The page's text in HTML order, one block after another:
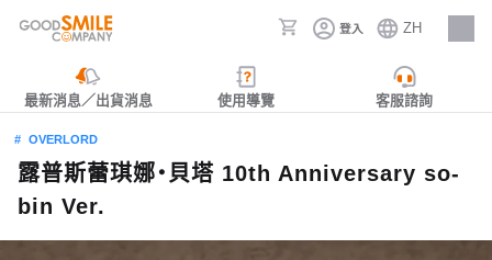
登入 ZH
人才招募
最新消息／出貨消息 使用導覽 客服諮詢
OVERLORD
露普斯蕾琪娜‧貝塔 10th Anniversary so-
bin Ver.